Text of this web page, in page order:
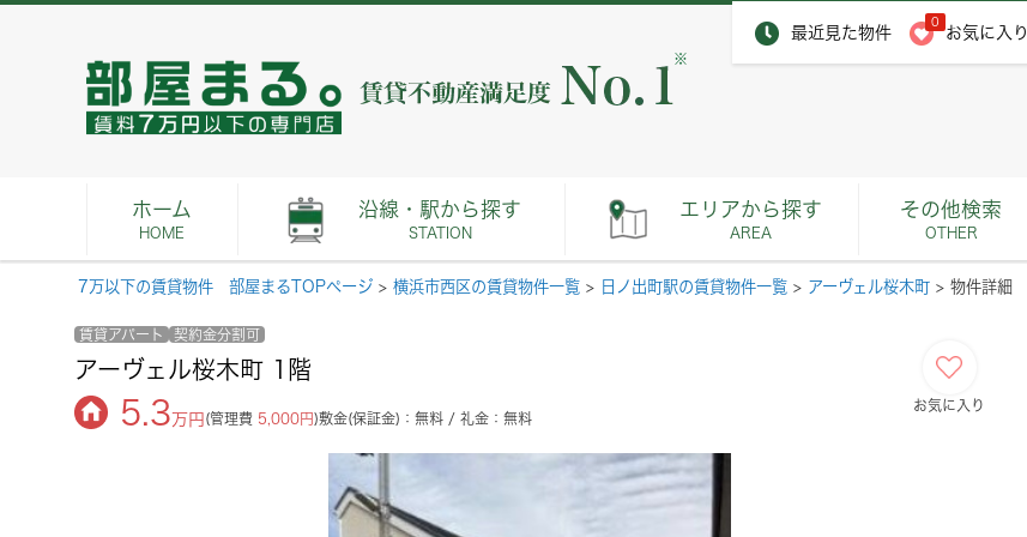
最近見た物件
0
お気に入り
※
ホーム
HOME
沿線・駅から探す
STATION
エリアから探す
AREA
その他検索
OTHER
7万以下の賃貸物件 部屋まるTOPページ > 横浜市西区の賃貸物件一覧 > 日ノ出町駅の賃貸物件一覧 > アーヴェル桜木町 > 物件詳細
賃貸アパート 契約金分割可
アーヴェル桜木町 1階
5.3 万円 (管理費 5,000円)敷金(保証金)：無料 / 礼金：無料
お気に入り